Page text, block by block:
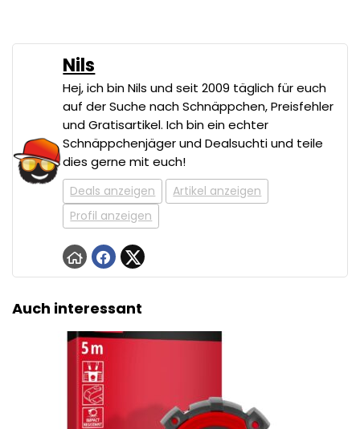
Nils
Hej, ich bin Nils und seit 2009 täglich für euch
auf der Suche nach Schnäppchen, Preisfehler
und Gratisartikel. Ich bin ein echter
Schnäppchenjäger und Dealsuchti und teile
dies gerne mit euch!
Deals anzeigen
Artikel anzeigen
Profil anzeigen
Auch interessant